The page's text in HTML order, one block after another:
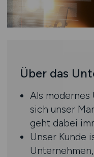
Über das
Als
sich unser
geht dabei
Unser Kunde